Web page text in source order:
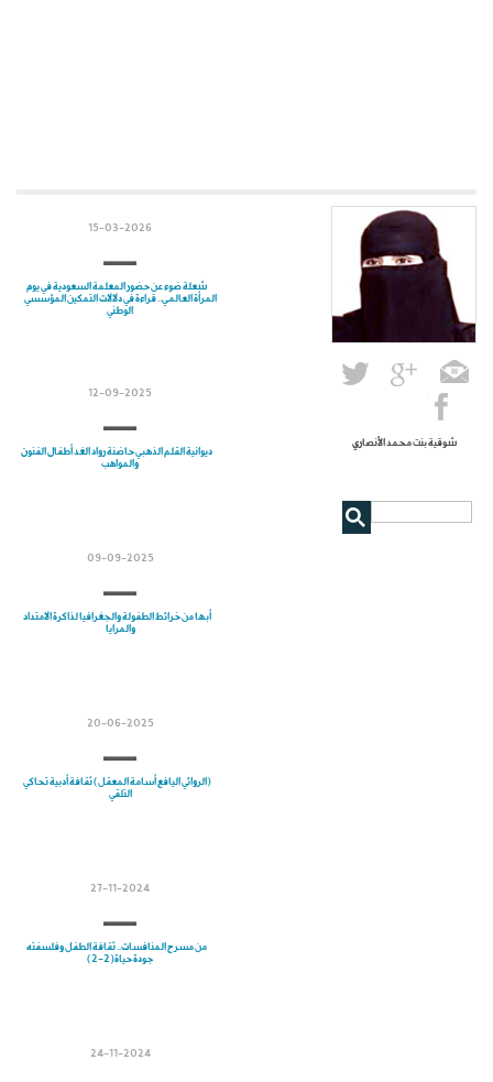
شوقية بنت محمد الأنصاري
15-03-2026
شعلة ضوء عن حضور المعلمة السعودية في يوم
المرأة العالمي.. قراءة في دلالات التمكين المؤسسي
الوطني
12-09-2025
ديوانية القلم الذهبي حاضنة رواد الغد أطفال الفنون
والمواهب
09-09-2025
أبها من خرائط الطفولة والجغرافيا لذاكرة الامتداد
والمرايا
20-06-2025
(الروائي اليافع أسامة المعقل) ثقافة أدبية تحاكي
التلقي
27-11-2024
من مسرح المنافسات.. ثقافة الطفل وفلسفته
جودة حياة(2-2)
24-11-2024